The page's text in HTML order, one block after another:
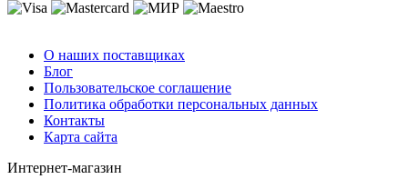
О наших поставщиках
Блог
Пользовательское соглашение
Политика обработки персональных данных
Контакты
Карта сайта
Интернет-магазин